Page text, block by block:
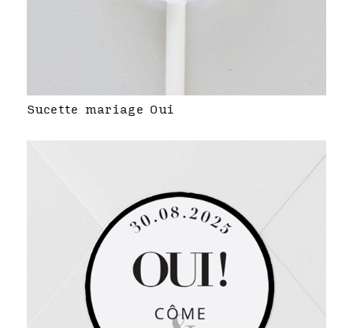
Sucette mariage Oui